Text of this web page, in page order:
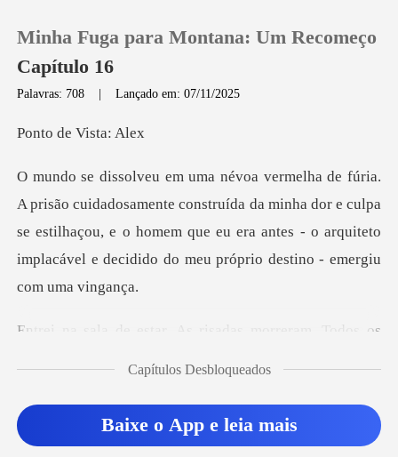
Loja
Histórico
Sair
Minha Fuga para Montana: Um Recomeço
Capítulo 16
Palavras: 708 |Lançado em: 07/11/2025
de Vis
nstruída da minha dor e culpa
se estilhaçou, e o homem que eu era antes - o arq
risadas morreram. Todos os
u
Capítulos Desbloqueados
Baixe o App e leia mais